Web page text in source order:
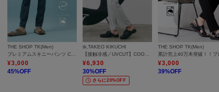
THE SHOP TK(Men)
¥3,000
45%OFF
tk.TAKEO KIKUCHI
¥6,930
30%OFF
さらに20%OFF
THE SHOP TK(Men)
¥3,000
39%OFF